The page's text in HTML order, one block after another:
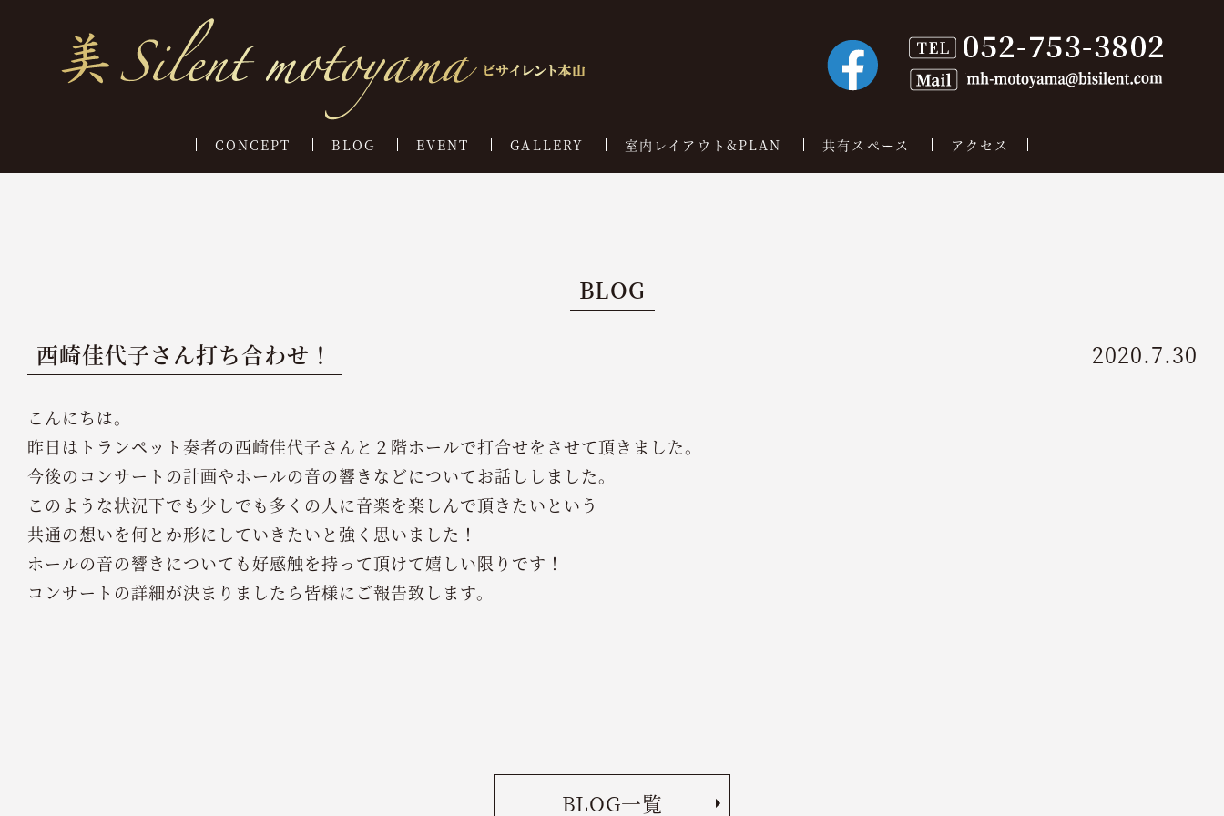
CONCEPT BLOG EVENT GALLERY 室内レイアウト&PLAN 共有スペース アクセス
BLOG
西崎佳代子さん打ち合わせ！ 2020.7.30
こんにちは。
昨日はトランペット奏者の西崎佳代子さんと２階ホールで打合せをさせて頂きました。
今後のコンサートの計画やホールの音の響きなどについてお話ししました。
このような状況下でも少しでも多くの人に音楽を楽しんで頂きたいという
共通の想いを何とか形にしていきたいと強く思いました！
ホールの音の響きについても好感触を持って頂けて嬉しい限りです！
コンサートの詳細が決まりましたら皆様にご報告致します。
BLOG一覧